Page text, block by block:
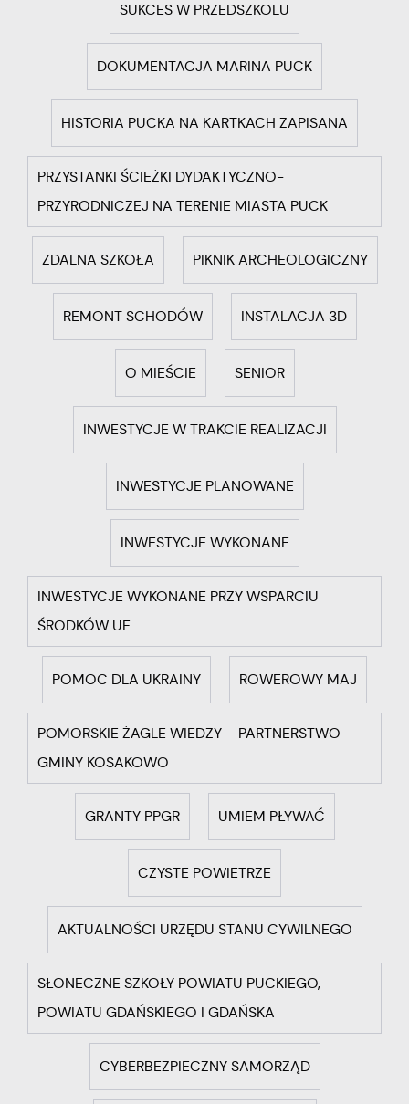
SUKCES W PRZEDSZKOLU
DOKUMENTACJA MARINA PUCK
HISTORIA PUCKA NA KARTKACH ZAPISANA
PRZYSTANKI ŚCIEŻKI DYDAKTYCZNO-
PRZYRODNICZEJ NA TERENIE MIASTA PUCK
ZDALNA SZKOŁA PIKNIK ARCHEOLOGICZNY
REMONT SCHODÓW INSTALACJA 3D
O MIEŚCIE SENIOR
INWESTYCJE W TRAKCIE REALIZACJI
INWESTYCJE PLANOWANE
INWESTYCJE WYKONANE
INWESTYCJE WYKONANE PRZY WSPARCIU
ŚRODKÓW UE
POMOC DLA UKRAINY ROWEROWY MAJ
POMORSKIE ŻAGLE WIEDZY – PARTNERSTWO
GMINY KOSAKOWO
GRANTY PPGR UMIEM PŁYWAĆ
CZYSTE POWIETRZE
AKTUALNOŚCI URZĘDU STANU CYWILNEGO
SŁONECZNE SZKOŁY POWIATU PUCKIEGO,
POWIATU GDAŃSKIEGO I GDAŃSKA
CYBERBEZPIECZNY SAMORZĄD